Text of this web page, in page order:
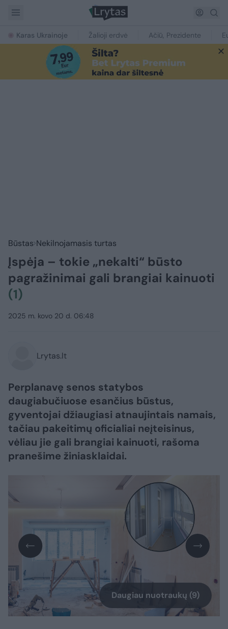
Karas Ukrainoje Žalioji erdvė Ačiū, Prezidente
Būstas Nekilnojamasis turtas
Įspėja – tokie „nekalti“ būsto
pagražinimai gali brangiai kainuoti
(1)
2025 m. kovo 20 d. 06:48
Lrytas.lt
Perplanavę senos statybos
daugiabučiuose esančius būstus,
gyventojai džiaugiasi atnaujintais namais,
tačiau pakeitimų oficialiai neįteisinus,
vėliau jie gali brangiai kainuoti, rašoma
pranešime žiniasklaidai.
Daugiau nuotraukų (9)